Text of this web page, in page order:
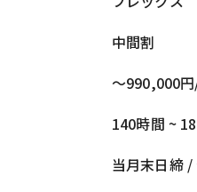
中間割
〜990,000
140時間 ~
当月末日締